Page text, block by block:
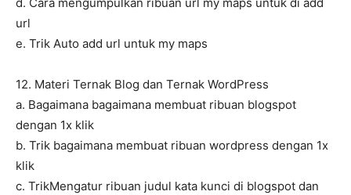
url
e. Trik Auto add url untuk my maps
12. Materi Ternak Blog dan Ternak WordPress
a. Bagaimana bagaimana membuat ribuan blogspot
dengan 1x klik
b. Trik bagaimana membuat ribuan wordpress dengan 1x
klik
c. TrikMengatur ribuan judul kata kunci di blogspot dan